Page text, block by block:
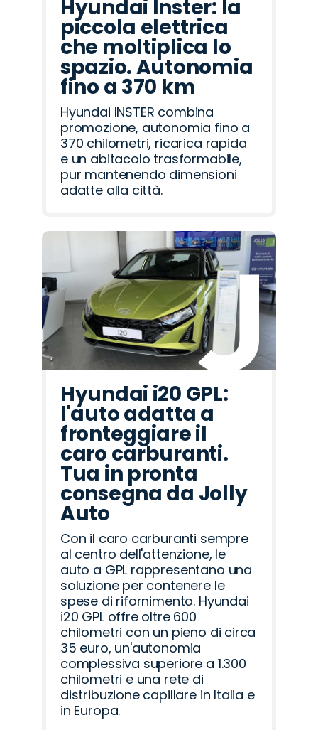
Hyundai Inster: la
piccola elettrica
che moltiplica lo
spazio. Autonomia
fino a 370 km
Hyundai INSTER combina
promozione, autonomia fino a
370 chilometri, ricarica rapida
e un abitacolo trasformabile,
pur mantenendo dimensioni
adatte alla città.
Hyundai i20 GPL:
l'auto adatta a
fronteggiare il
caro carburanti.
Tua in pronta
consegna da Jolly
Auto
Con il caro carburanti sempre
al centro dell'attenzione, le
auto a GPL rappresentano una
soluzione per contenere le
spese di rifornimento. Hyundai
i20 GPL offre oltre 600
chilometri con un pieno di circa
35 euro, un'autonomia
complessiva superiore a 1.300
chilometri e una rete di
distribuzione capillare in Italia e
in Europa.